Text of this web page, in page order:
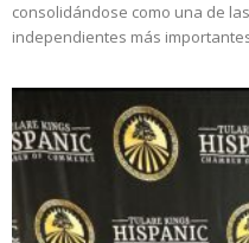
consolidándose como una de
independientes más